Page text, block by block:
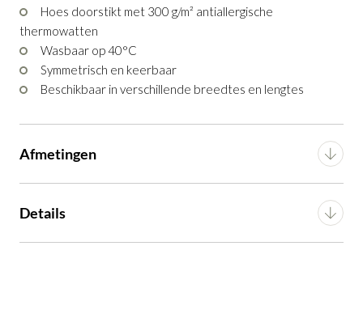
Hoes doorstikt met 300 g/m² antiallergische
thermowatten
Wasbaar op 40°C
Symmetrisch en keerbaar
Beschikbaar in verschillende breedtes en lengtes
Afmetingen
Diepte 200 cm
Details
GA NAAR WINKELMANDJE
OF VERDER WINKELEN